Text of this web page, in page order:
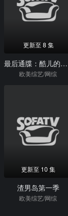
更新至 8 集
最后通牒：酷儿的爱第一季
欧美综艺/网综
更新至 10 集
渣男岛第一季
欧美综艺/网综